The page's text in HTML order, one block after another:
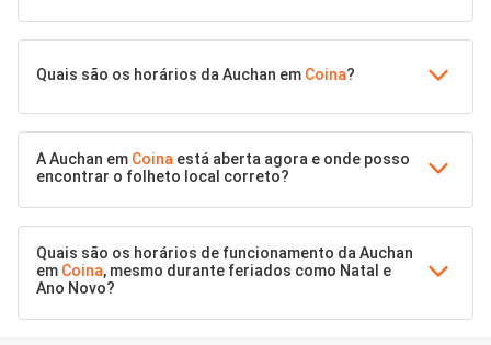
Quais são os horários da Auchan em Coina?
A Auchan em Coina está aberta agora e onde posso
encontrar o folheto local correto?
Quais são os horários de funcionamento da Auchan
em Coina, mesmo durante feriados como Natal e
Ano Novo?